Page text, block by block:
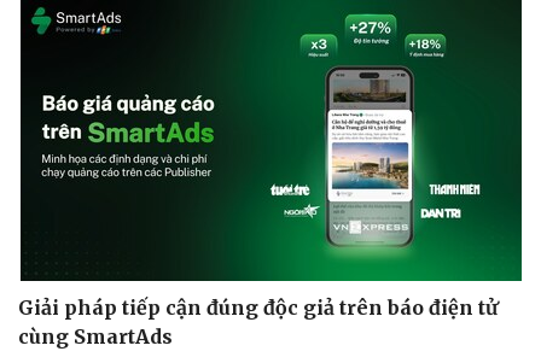
Giải pháp tiếp cận đúng độc giả trên báo điện tử
cùng SmartAds